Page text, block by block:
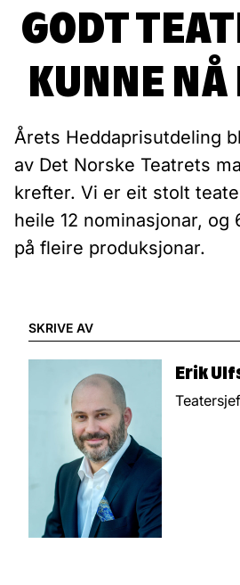
GODT
KUNNE
Årets Heddaprisutdeling
av Det Norske Teatrets
krefter. Vi er eit stolt
heile 12 nominasjonar, og
på fleire produksjonar.
SKRIVE AV
Erik
Teatersjef